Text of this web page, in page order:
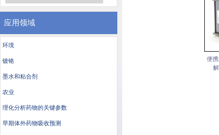
手机安装包
应用领域
环境
镀铬
墨水和粘合剂
农业
理化分析药物的关键参数
早期体外药物吸收预测
便